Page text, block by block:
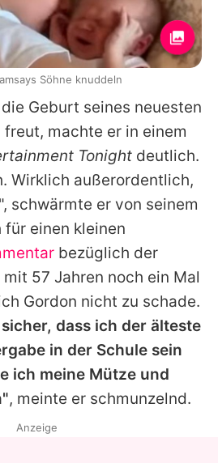
Geburt seines neuesten
machte er in einem
Tonight deutlich.
Wirklich außerordentlich,
schwärmte er von seinem
für einen kleinen
bezüglich der
57 Jahren noch ein Mal
Gordon nicht zu schade.
dass ich der älteste
in der Schule sein
ich meine Mütze und
, meinte er schmunzelnd.
Söhne knuddeln
Anzeige